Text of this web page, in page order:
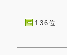
136位